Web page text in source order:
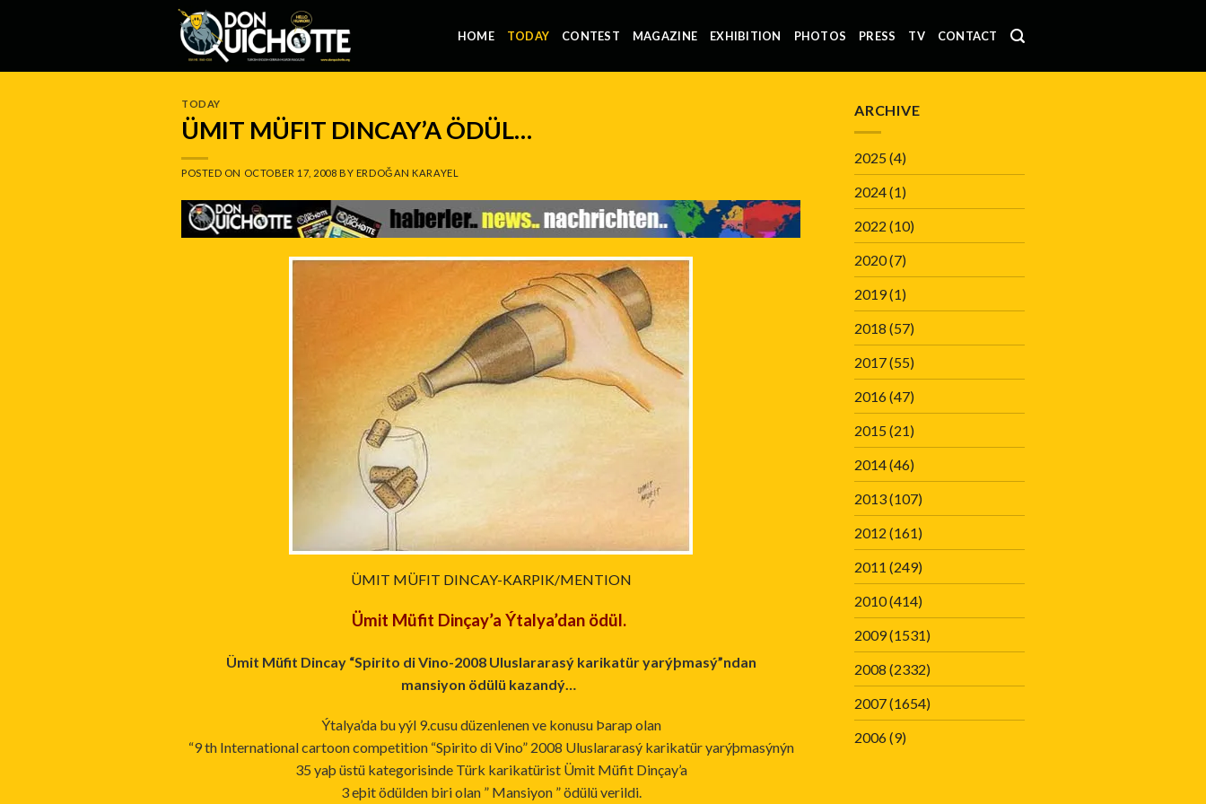
HOME TODAY CONTEST MAGAZINE EXHIBITION PHOTOS PRESS TV CONTACT
TODAY
ÜMIT MÜFIT DINCAY’A ÖDÜL…
POSTED ON OCTOBER 17, 2008 BY ERDOĞAN KARAYEL
ÜMIT MÜFIT DINCAY-KARPIK/MENTION
Ümit Müfit Dinçay’a Ýtalya’dan ödül.
Ümit Müfit Dincay “Spirito di Vino-2008 Uluslararasý karikatür yarýþmasý”ndan
mansiyon ödülü kazandý…
Ýtalya’da bu yýl 9.cusu düzenlenen ve konusu Þarap olan
“9 th International cartoon competition “Spirito di Vino” 2008 Uluslararasý karikatür yarýþmasýnýn
35 yaþ üstü kategorisinde Türk karikatürist Ümit Müfit Dinçay’a
3 eþit ödülden biri olan ” Mansiyon ” ödülü verildi.
ARCHIVE
2025(4)
2024(1)
2022 (10)
2020(7)
2019(1)
2018 (57)
2017(55)
2016(47)
2015(21)
2014(46)
2013(107)
2012 (161)
2011 (249)
2010(414)
2009(1531)
2008 (2332)
2007(1654)
2006(9)